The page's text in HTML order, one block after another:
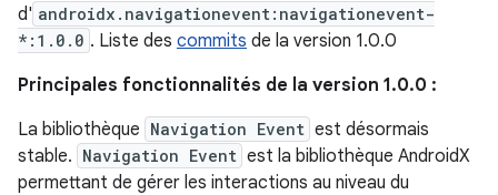
d' androidx.navigationevent:navigationevent-
*:1.0.0 . Liste des commits de la version 1.0.0
Principales fonctionnalités de la version 1.0.0 :
La bibliothèque Navigation Event est désormais
stable. Navigation Event est la bibliothèque AndroidX
permettant de gérer les interactions au niveau du